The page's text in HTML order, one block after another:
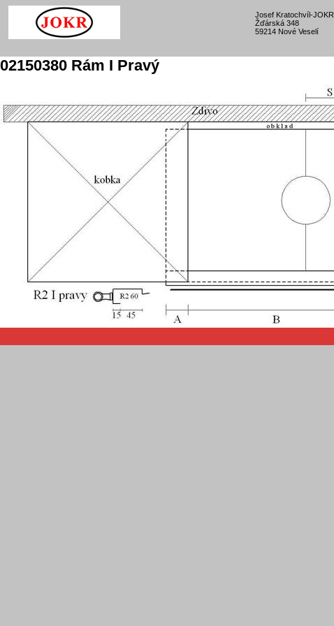
Josef Kratochvíl-JOKR
Žďárská 348
59214 Nové Veselí
02150380 Rám I Pravý